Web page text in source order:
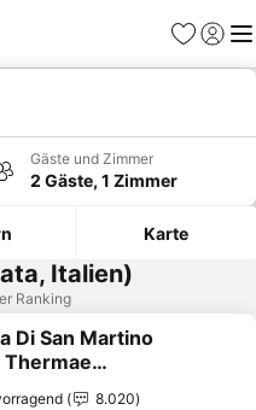
Favoriten
Gäste und Zimmer
2 Gäste, 1 Zimmer
Karte
Italien)
Ranking
hinzufügen
Di San Martino
Thermae
8.020